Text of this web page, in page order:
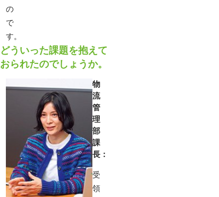
の
で
す。
どういった課題を抱えて
おられたのでしょうか。
物
流
管
理
部
課
長：
受
領